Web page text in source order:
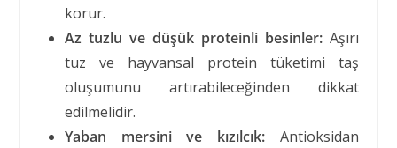
korur.
Az tuzlu ve düşük proteinli besinler: Aşırı
tuz ve hayvansal protein tüketimi taş
oluşumunu artırabileceğinden dikkat
edilmelidir.
Yaban mersini ve kızılcık: Antioksidan